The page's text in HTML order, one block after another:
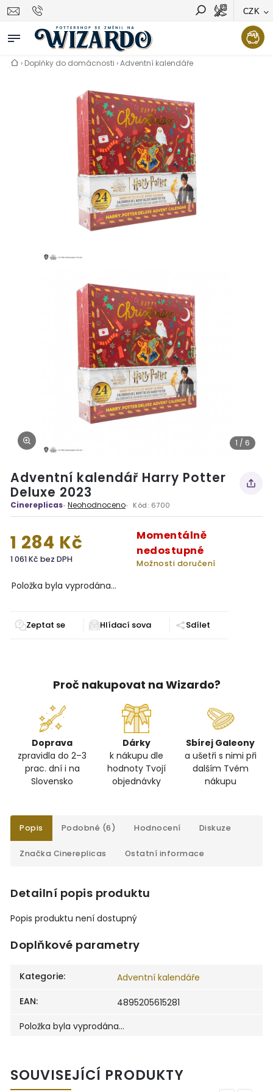
CZK
Vyhledávání Hledat
› Doplňky do domácnosti ›Adventní kalendáře
1 / 6
Adventní kalendář Harry Potter
Deluxe 2023
Cinereplicas Neohodnoceno Kód: 6700
1 284 Kč
1 061 Kč bez DPH
Momentálně
nedostupné
Možnosti doručení
Položka byla vyprodána…
Zeptat se Sdílet
Proč nakupovat na Wizardo?
Doprava
zpravidla do 2–3
prac. dní i na
Slovensko
Dárky
k nákupu dle
hodnoty Tvojí
objednávky
Sbírej Galeony
a ušetři s nimi při
dalším Tvém
nákupu
Popis Podobné (6) Hodnocení Diskuze
Značka Cinereplicas Ostatní informace
Detailní popis produktu
Popis produktu není dostupný
Doplňkové parametry
Kategorie:
Adventní kalendáře
EAN:
4895205615281
Položka byla vyprodána…
SOUVISEJÍCÍ PRODUKTY